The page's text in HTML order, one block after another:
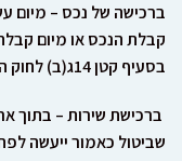
ברכישה של נכס – מיום
קבלת הנכס או מיום
בסעיף קטן14ג(ב) לחוק
ברכישת שירות– בתוך
שביטול כאמור ייעשה